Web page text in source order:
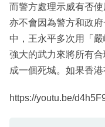
而警方處理示威有否
亦不會因為警方和政
中，王永平多次用「
強大的武力來將所有
成一個死城。如果香
https://youtu.be/